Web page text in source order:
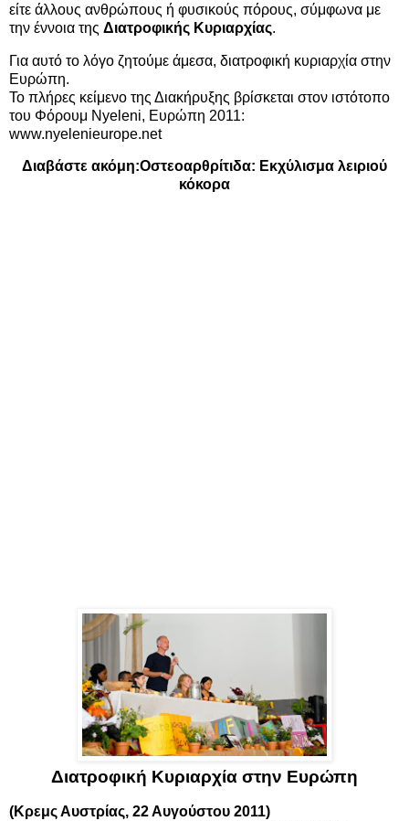
είτε άλλους ανθρώπους ή φυσικούς πόρους, σύμφωνα με
την έννοια της Διατροφικής Κυριαρχίας.
Για αυτό το λόγο ζητούμε άμεσα, διατροφική κυριαρχία στην
Ευρώπη.
Το πλήρες κείμενο της Διακήρυξης βρίσκεται στον ιστότοπο
του Φόρουμ Νyeleni, Ευρώπη 2011:
www.nyelenieurope.net
Διαβάστε ακόμη:Οστεοαρθρίτιδα: Εκχύλισμα λειριού
κόκορα
Διατροφική Κυριαρχία στην Ευρώπη
(Κρεμς Αυστρίας, 22 Αυγούστου 2011)